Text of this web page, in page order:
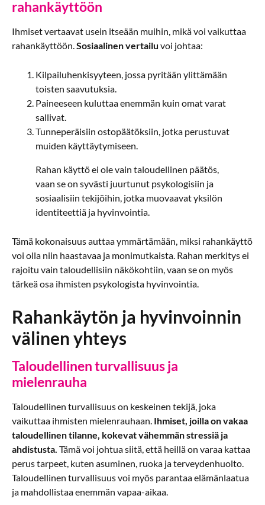
rahankäyttöön
Ihmiset vertaavat usein itseään muihin, mikä voi vaikuttaa
rahankäyttöön.Sosiaalinen vertailu voi johtaa:
Kilpailuhenkisyyteen, jossa pyritään ylittämään
toisten saavutuksia.
Paineeseen kuluttaa enemmän kuin omat varat
sallivat.
Tunneperäisiin ostopäätöksiin, jotka perustuvat
muiden käyttäytymiseen.
Rahan käyttö ei ole vain taloudellinen päätös,
vaan se on syvästi juurtunut psykologisiin ja
sosiaalisiin tekijöihin, jotka muovaavat yksilön
identiteettiä ja hyvinvointia.
Tämä kokonaisuus auttaa ymmärtämään, miksi rahankäyttö
voi olla niin haastavaa ja monimutkaista. Rahan merkitys ei
rajoitu vain taloudellisiin näkökohtiin, vaan se on myös
tärkeä osa ihmisten psykologista hyvinvointia.
Rahankäytön ja hyvinvoinnin
välinen yhteys
Taloudellinen turvallisuus ja
mielenrauha
Taloudellinen turvallisuus on keskeinen tekijä, joka
vaikuttaa ihmisten mielenrauhaan. Ihmiset, joilla on vakaa
taloudellinen tilanne, kokevat vähemmän stressiä ja
ahdistusta. Tämä voi johtua siitä, että heillä on varaa kattaa
perus tarpeet, kuten asuminen, ruoka ja terveydenhuolto.
Taloudellinen turvallisuus voi myös parantaa elämänlaatua
ja mahdollistaa enemmän vapaa-aikaa.